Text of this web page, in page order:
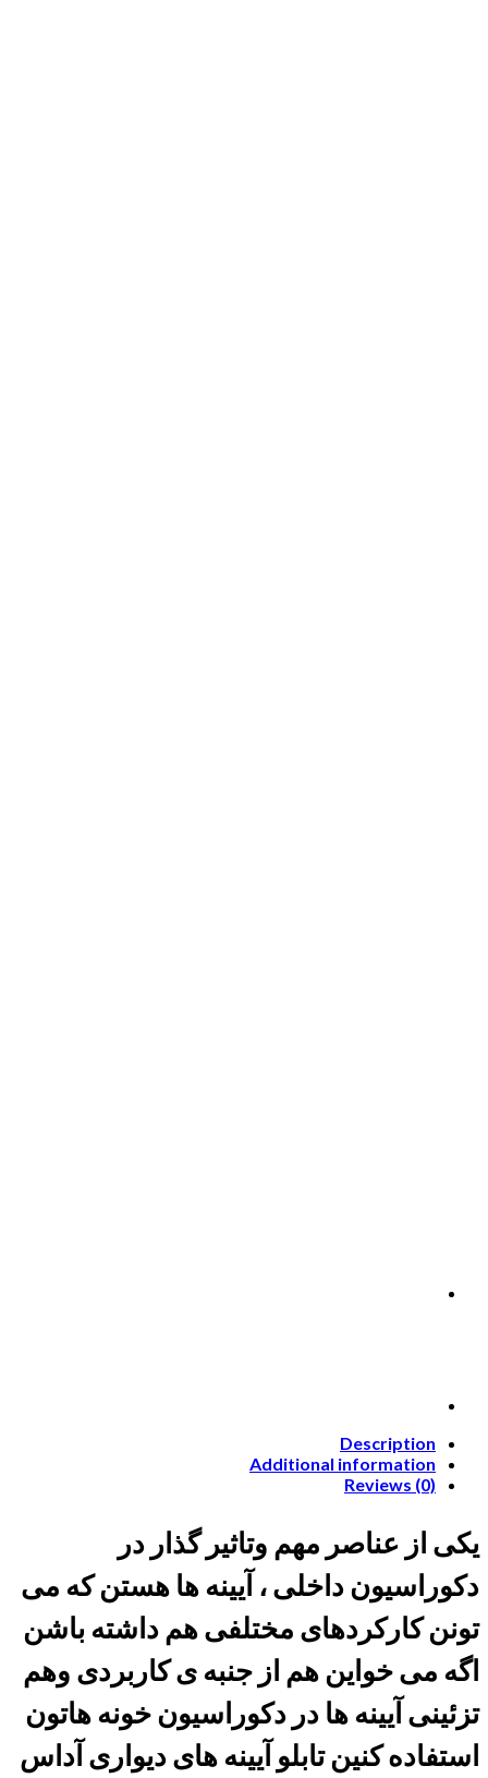
Description
Additional information
Reviews (0)
یکی از عناصر مهم وتاثیر گذار در
دکوراسیون داخلی ، آیینه ها هستن که می
تونن کارکردهای مختلفی هم داشته باشن
اگه می خواین هم از جنبه ی کاربردی وهم
تزئینی آیینه ها در دکوراسیون خونه هاتون
استفاده کنین تابلو آیینه های دیواری آداس